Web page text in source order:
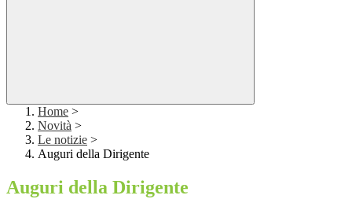
Home >
Novità >
Le notizie >
Auguri della Dirigente
Auguri della Dirigente